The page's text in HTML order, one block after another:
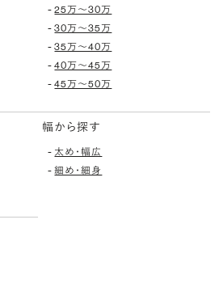
-25万〜30万
-30万〜35万
-35万〜40万
-40万〜45万
-45万〜50万
幅から探す
- 太め・幅広
-細め・細身